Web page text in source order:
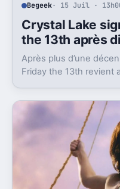
Begeek· 15 Juil ·
Crystal Lake
the 13th après
Après plus d’une
Friday the 13th revient
décor.